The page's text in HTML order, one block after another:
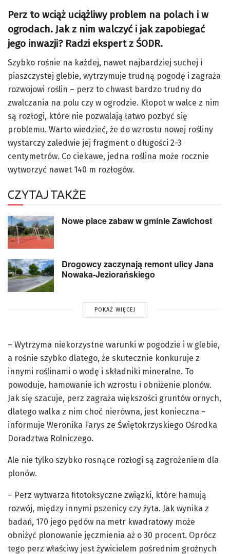
Perz to wciąż uciążliwy problem na polach i w
ogrodach. Jak z nim walczyć i jak zapobiegać
jego inwazji? Radzi ekspert z ŚODR.
Szybko rośnie na każdej, nawet najbardziej suchej i
piaszczystej glebie, wytrzymuje trudną pogodę i zagraża
rozwojowi roślin – perz to chwast bardzo trudny do
zwalczania na polu czy w ogrodzie. Kłopot w walce z nim
są rozłogi, które nie pozwalają łatwo pozbyć się
problemu. Warto wiedzieć, że do wzrostu nowej rośliny
wystarczy zaledwie jej fragment o długości 2-3
centymetrów. Co ciekawe, jedna roślina może rocznie
wytworzyć nawet 140 m rozłogów.
CZYTAJ TAKŻE
Nowe place zabaw w gminie Zawichost
Drogowcy zaczynają remont ulicy Jana
Nowaka-Jeziorańskiego
POKAŻ WIĘCEJ
– Wytrzyma niekorzystne warunki w pogodzie i w glebie,
a rośnie szybko dlatego, że skutecznie konkuruje z
innymi roślinami o wodę i składniki mineralne. To
powoduje, hamowanie ich wzrostu i obniżenie plonów.
Jak się szacuje, perz zagraża większości gruntów ornych,
dlatego walka z nim choć nierówna, jest konieczna –
informuje Weronika Farys ze Świętokrzyskiego Ośrodka
Doradztwa Rolniczego.
Ale nie tylko szybko rosnące rozłogi są zagrożeniem dla
plonów.
– Perz wytwarza fitotoksyczne związki, które hamują
rozwój, między innymi pszenicy czy żyta. Jak wynika z
badań, 170 jego pędów na metr kwadratowy może
obniżyć plonowanie jęczmienia aż o 30 procent. Oprócz
tego perz właściwy jest żywicielem pośrednim groźnych